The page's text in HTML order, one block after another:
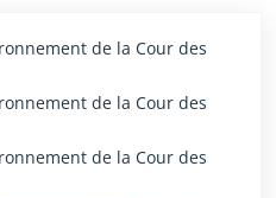
de la Cour des
de la Cour des
de la Cour des